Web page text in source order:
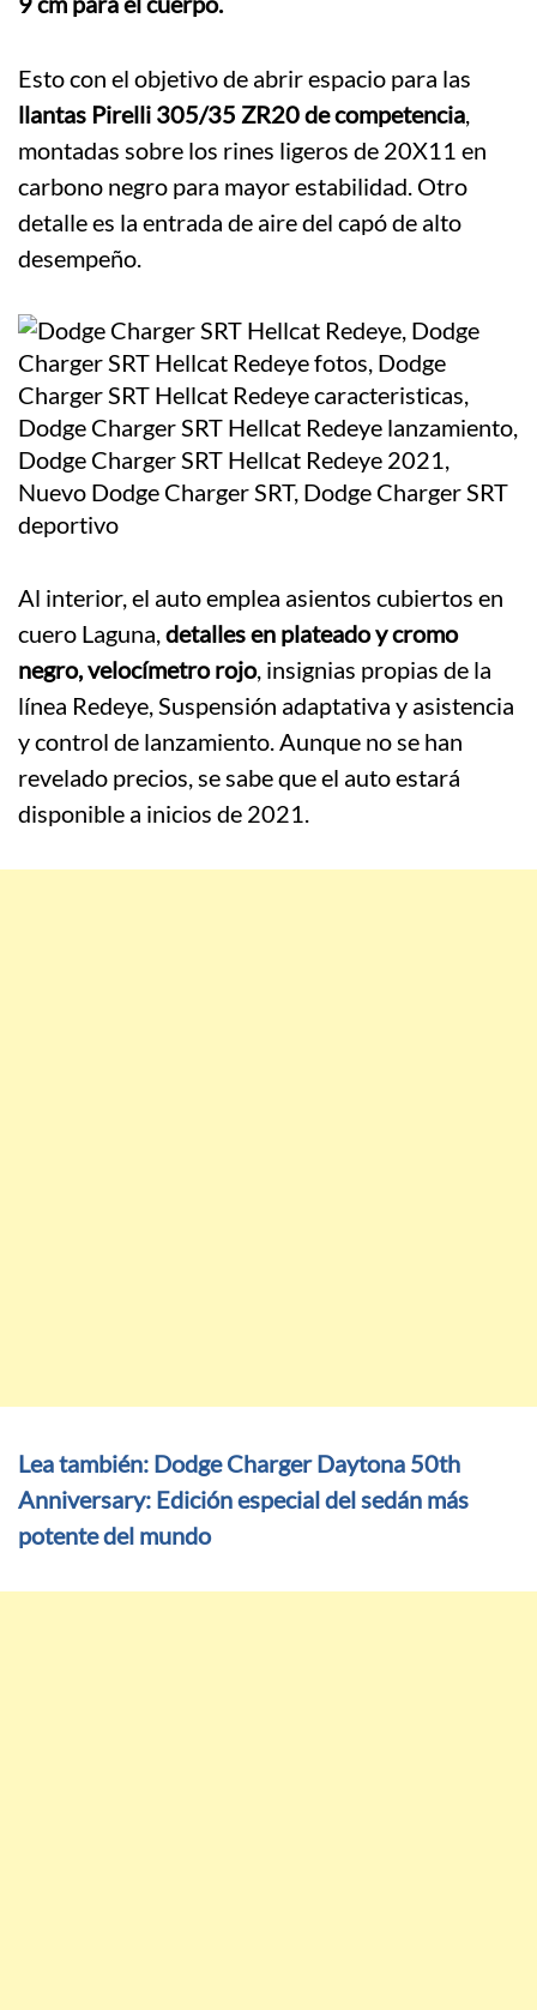
Esto con el objetivo de abrir espacio para las
llantas Pirelli 305/35 ZR20 de competencia,
montadas sobre los rines ligeros de 20X11 en
carbono negro para mayor estabilidad. Otro
detalle es la entrada de aire del capó de alto
desempeño.
Al interior, el auto emplea asientos cubiertos en
cuero Laguna,detalles en plateado y cromo
negro, velocímetro rojo, insignias propias de la
línea Redeye, Suspensión adaptativa y asistencia
y control de lanzamiento. Aunque no se han
revelado precios, se sabe que el auto estará
disponible a inicios de 2021.
Lea también: Dodge Charger Daytona 50th
Anniversary: Edición especial del sedán más
potente del mundo